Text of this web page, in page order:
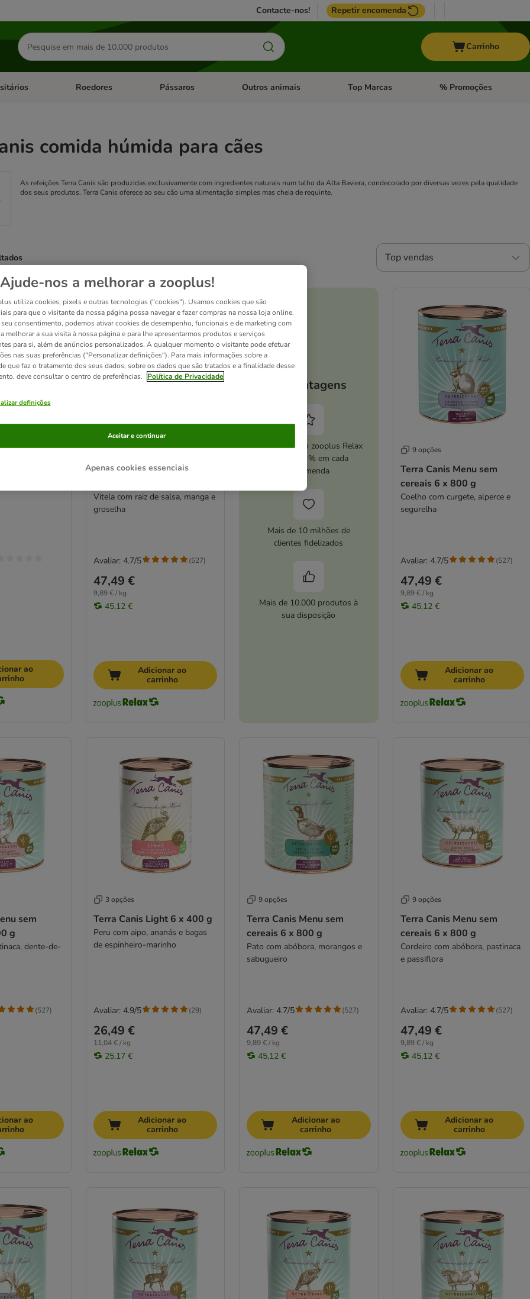
Contacte-nos! Repetir encomenda
Pesquisar
produtos
Carrinho
de categoria: Dieta Vet.Abrir menu de categoria: Antiparasitários
Roedores Abrir menu de categoria: Roedores
Pássaros Abrir menu de categoria: Pássaros
Outros animais Abrir menu de categoria: Outros animais
Top Marcas Abrir menu de categoria:
% Promoções
comida húmida para cães
As refeições Terra Canis são produzidas exclusivamente com ingredientes naturais num talho da Alta Baviera, condecorado por diversas vezes pela qualidade
dos seus produtos. Terra Canis oferece ao seu cão uma alimentação simples mas cheia de requinte.
Top vendas
been changed
Diet
ao
9 opções
Terra Canis Menu sem
Vitela com raiz de salsa, manga e
groselha
47,49 €
9,89 € / kg
45,12 €
Avaliar: 4.7/5 (527)
Adicionar ao
carrinho
As vantagens
Ative o serviço zooplus Relax
e poupe 5 % em cada
encomenda
Mais de 10 milhões de
clientes fidelizados
Mais de 10.000 produtos à
sua disposição
9 opções
Terra Canis Menu sem
cereais 6 x 800 g
Coelho com curgete, alperce e
segurelha
47,49 €
9,89 € / kg
45,12 €
Avaliar: 4.7/5 (527)
Adicionar ao
carrinho
sem
g
dente-de-
(527)
ao
3 opções
Terra Canis Light 6 x 400 g
Peru com aipo, ananás e bagas
de espinheiro-marinho
26,49 €
11,04 € / kg
25,17 €
Avaliar: 4.9/5 (29)
Adicionar ao
carrinho
9 opções
Terra Canis Menu sem
cereais 6 x 800 g
Pato com abóbora, morangos e
sabugueiro
47,49 €
9,89 € / kg
45,12 €
Avaliar: 4.7/5 (527)
Adicionar ao
carrinho
9 opções
Terra Canis Menu sem
cereais 6 x 800 g
Cordeiro com abóbora, pastinaca
e passiflora
47,49 €
9,89 € / kg
45,12 €
Avaliar: 4.7/5 (527)
Adicionar ao
carrinho
Ajude-nos a melhorar a zooplus!
utiliza cookies, pixels e outras tecnologias ("cookies"). Usamos cookies que são
para que o visitante da nossa página possa navegar e fazer compras na nossa loja online.
consentimento, podemos ativar cookies de desempenho, funcionais e de marketing com
melhorar a sua visita à nossa página e para lhe apresentarmos produtos e serviços
para si, além de anúncios personalizados. A qualquer momento o visitante pode efetuar
nas suas preferências ("Personalizar definições"). Para mais informações sobre a
que faz o tratamento dos seus dados, sobre os dados que são tratados e a finalidade desse
deve consultar o centro de preferências.
Política de Privacidade
definições
Apenas cookies essenciais
Aceitar e continuar